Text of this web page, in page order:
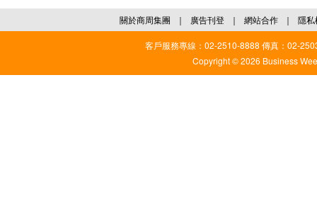
關於商周集團 ｜ 廣告刊登 ｜ 網站合作 ｜ 隱私
客戶服務專線：02-2510-8888 傳真：02-
Copyright © 2026 Business